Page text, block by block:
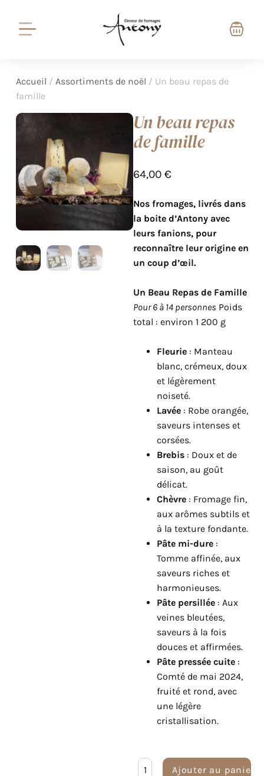
Accueil / Assortiments de noël / Un beau repas de
famille
Un beau repas
de famille
64,00€
Nos fromages, livrés dans
la boite d’Antony avec
leurs fanions, pour
reconnaître leur origine en
un coup d’œil.
Un Beau Repas de Famille
Pour 6 à 14 personnes Poids
total : environ 1 200 g
Fleurie : Manteau
blanc, crémeux, doux
et légèrement
noiseté.
Lavée : Robe orangée,
saveurs intenses et
corsées.
Brebis : Doux et de
saison, au goût
délicat.
Chèvre : Fromage fin,
aux arômes subtils et
à la texture fondante.
Pâte mi-dure :
Tomme affinée, aux
saveurs riches et
harmonieuses.
Pâte persillée : Aux
veines bleutées,
saveurs à la fois
douces et affirmées.
Pâte pressée cuite :
Comté de mai 2024,
fruité et rond, avec
une légère
cristallisation.
Ajouter au panier